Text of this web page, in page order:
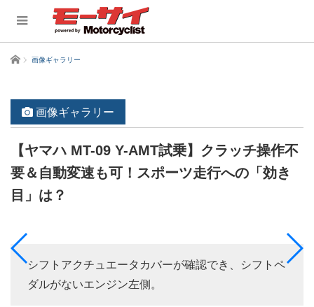
ホーム 画像ギャラリー
画像ギャラリー
【ヤマハ MT-09 Y-AMT試乗】クラッチ操作不
要＆自動変速も可！スポーツ走行への「効き
目」は？
シフトアクチュエータカバーが確認でき、シフトペ
ダルがないエンジン左側。